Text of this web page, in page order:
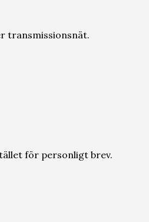
transmissionsnät.
för personligt brev.